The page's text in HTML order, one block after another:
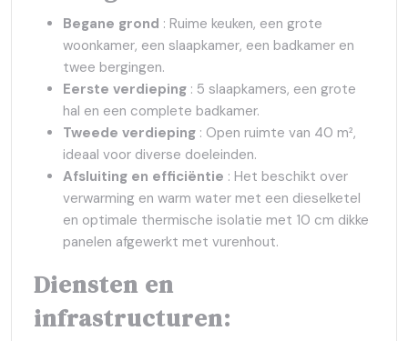
Begane grond : Ruime keuken, een grote
woonkamer, een slaapkamer, een badkamer en
twee bergingen.
Eerste verdieping : 5 slaapkamers, een grote
hal en een complete badkamer.
Tweede verdieping : Open ruimte van 40 m²,
ideaal voor diverse doeleinden.
Afsluiting en efficiëntie : Het beschikt over
verwarming en warm water met een dieselketel
en optimale thermische isolatie met 10 cm dikke
panelen afgewerkt met vurenhout.
Diensten en
infrastructuren: